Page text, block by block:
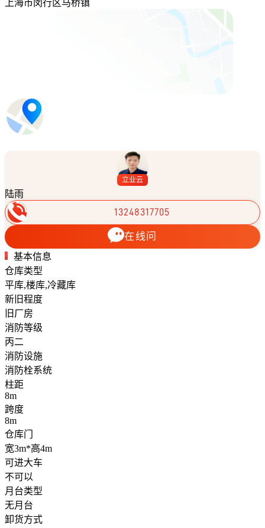
上海市闵行区马桥镇
立业云
陆雨
13248317705
在线问
基本信息
仓库类型
平库,楼库,冷藏库
新旧程度
旧厂房
消防等级
丙二
消防设施
消防栓系统
柱距
8m
跨度
8m
仓库门
宽3m*高4m
可进大车
不可以
月台类型
无月台
卸货方式